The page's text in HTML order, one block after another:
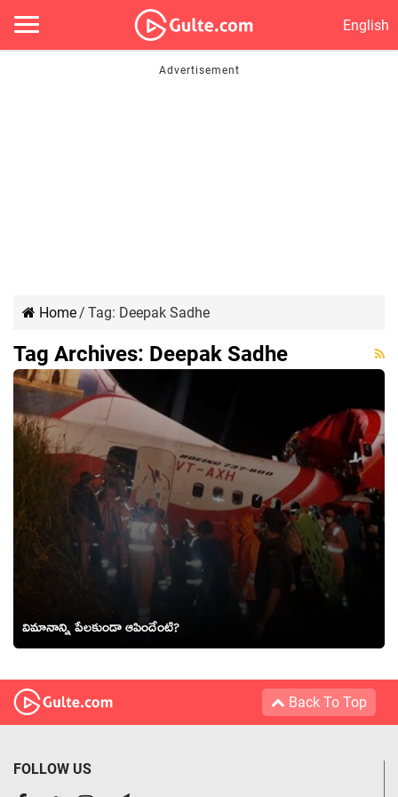
English
Home/ Tag: Deepak Sadhe
Tag Archives: Deepak Sadhe
విమానాన్ని పేలకుండా ఆపిందేంటి?
Back To Top
FOLLOW US